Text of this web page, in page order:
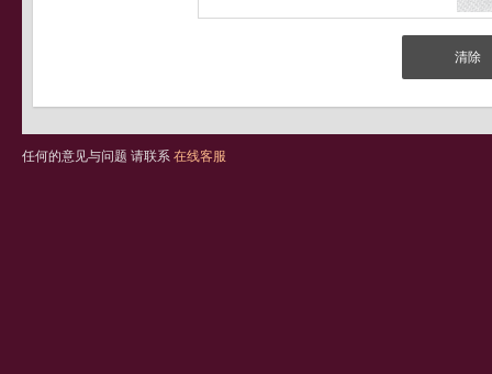
任何的意见与问题 请联系 在线客服